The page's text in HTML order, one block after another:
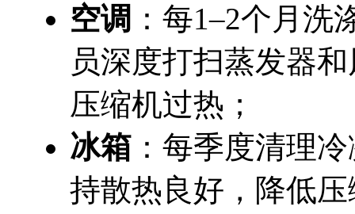
空调 ：每1–2个月
员深度打扫蒸发器
压缩机过热；
冰箱 ：每季度清理
持散热良好，降低